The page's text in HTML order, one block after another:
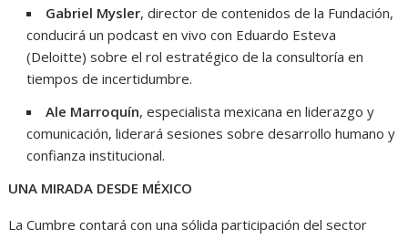
Gabriel Mysler, director de contenidos de la Fundación,
conducirá un podcast en vivo con Eduardo Esteva
(Deloitte) sobre el rol estratégico de la consultoría en
tiempos de incertidumbre.
Ale Marroquín, especialista mexicana en liderazgo y
comunicación, liderará sesiones sobre desarrollo humano y
confianza institucional.
UNA MIRADA DESDE MÉXICO
La Cumbre contará con una sólida participación del sector